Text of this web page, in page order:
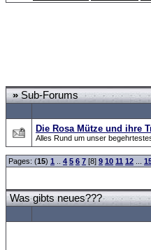
»Sub-Forums
Die Rosa Mütze und ihre
Alles Rund um unser
Pages: (15) 1 4 5 6 7 [8] 9 10 11 12
Was gibts neues???